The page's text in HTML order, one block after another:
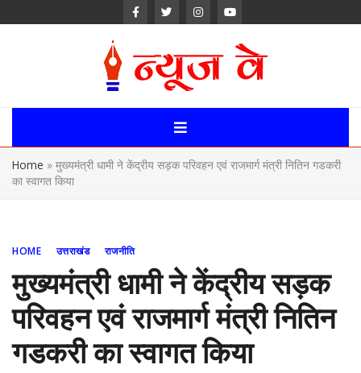
News Way:
Uttarakhand,
Uttar Pardesh,
Portal
Home » मुख्यमंत्री धामी ने केंद्रीय सड़क परिवहन एवं राजमार्ग मंत्री नितिन गडकरी
का स्वागत किया
HOME उत्तराखंड राजनीति
मुख्यमंत्री धामी ने केंद्रीय सड़क
परिवहन एवं राजमार्ग मंत्री नितिन
गडकरी का स्वागत किया